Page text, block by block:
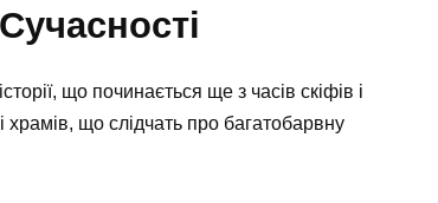
що починається ще з часів скіфів і
що слідчать про багатобарвну